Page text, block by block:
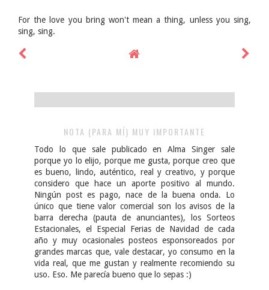
For the love you bring won't mean a thing, unless you sing,
sing, sing.
NOTA (PARA MÍ) MUY IMPORTANTE
Todo lo que sale publicado en Alma Singer sale
porque yo lo elijo, porque me gusta, porque creo que
es bueno, lindo, auténtico, real y creativo, y porque
considero que hace un aporte positivo al mundo.
Ningún post es pago, nace de la buena onda. Lo
único que tiene valor comercial son los avisos de la
barra derecha (pauta de anunciantes), los Sorteos
Estacionales, el Especial Ferias de Navidad de cada
año y muy ocasionales posteos esponsoreados por
grandes marcas que, vale destacar, yo consumo en la
vida real, que me gustan y realmente recomiendo su
uso. Eso. Me parecía bueno que lo sepas :)